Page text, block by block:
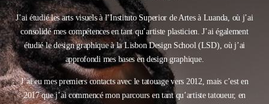
J’ai étudié les arts visuels à l’Instituto Superior de Artes à Luanda, où j’ai
consolidé mes compétences en tant qu’artiste plasticien. J’ai également
étudié le design graphique à la Lisbon Design School (LSD), où j’ai
approfondi mes bases en design graphique.
J’ai eu mes premiers contacts avec le tatouage vers 2012, mais c’est en
2017 que j’ai commencé mon parcours en tant qu’artiste tatoueur, en